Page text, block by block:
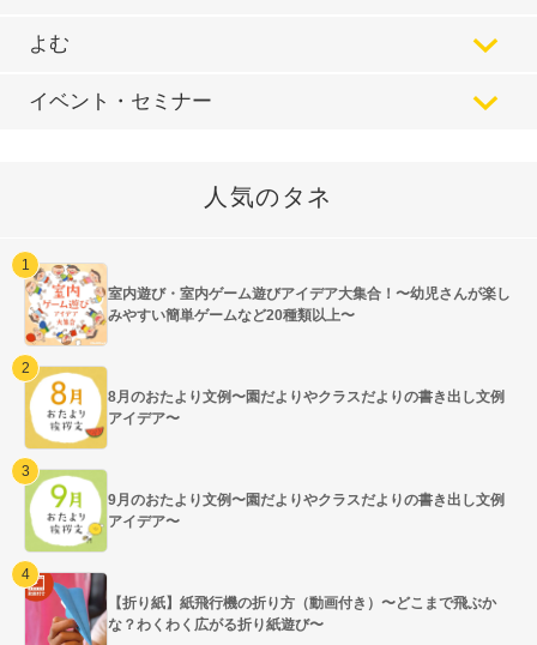
よむ
イベント・セミナー
人気のタネ
室内遊び・室内ゲーム遊びアイデア大集合！〜幼児さんが楽し
みやすい簡単ゲームなど20種類以上〜
8月のおたより文例〜園だよりやクラスだよりの書き出し文例
アイデア〜
9月のおたより文例〜園だよりやクラスだよりの書き出し文例
アイデア〜
【折り紙】紙飛行機の折り方（動画付き）〜どこまで飛ぶか
な？わくわく広がる折り紙遊び〜